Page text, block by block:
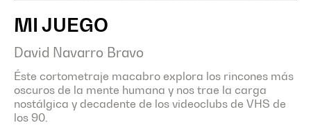
MI JUEGO
David Navarro Bravo
Éste cortometraje macabro explora los rincones más
oscuros de la mente humana y nos trae la carga
nostálgica y decadente de los videoclubs de VHS de
los 90.